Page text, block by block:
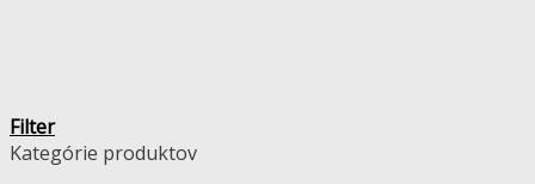
Filter
Kategórie produktov